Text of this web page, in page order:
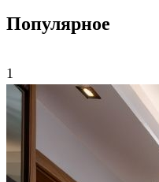
Популярное
1